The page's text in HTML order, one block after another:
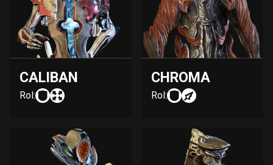
CALIBAN
Rol:
CHROMA
Rol: